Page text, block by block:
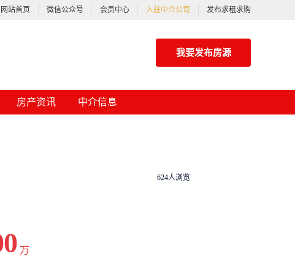
网站首页 微信公众号 会员中心 入驻中介公司 发布求租求购
我要发布房源
房产资讯 中介信息
624人浏览
万